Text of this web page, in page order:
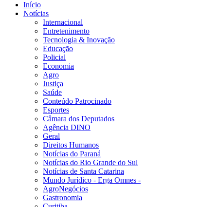
Início
Notícias
Internacional
Entretenimento
Tecnologia & Inovação
Educação
Policial
Economia
Agro
Justiça
Saúde
Conteúdo Patrocinado
Esportes
Câmara dos Deputados
Agência DINO
Geral
Direitos Humanos
Notícias do Paraná
Notícias do Rio Grande do Sul
Notícias de Santa Catarina
Mundo Jurídico - Erga Omnes -
AgroNegócios
Gastronomia